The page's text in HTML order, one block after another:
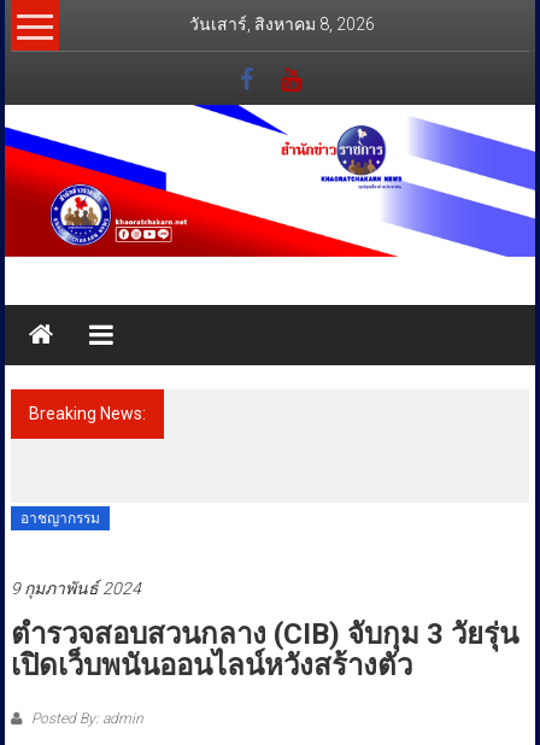
Skip
to
วันเสาร์, สิงหาคม 8, 2026
สำนัก
ข่าว
ราชการ
ทุกข์
ข้าง
Breaking News:
อาชญากรรม
9 กุมภาพันธ์ 2024
ตำรวจสอบสวนกลาง (CIB) จับกุม 3 วัยรุ่น
เปิดเว็บพนันออนไลน์หวังสร้างตัว
Posted By: admin